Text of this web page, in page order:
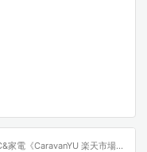
PC&家電《CaravanYU 楽天市場店》